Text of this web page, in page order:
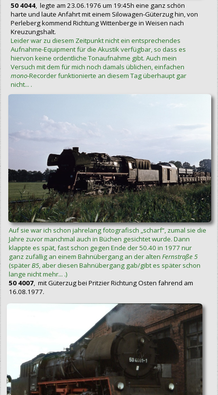
50 4044, legte am 23.06.1976 um 19:45h eine ganz schön
harte und laute Anfahrt mit einem Silowagen-Güterzug hin, von
Perleberg kommend Richtung Wittenberge in Weisen nach
Kreuzungshalt.
Leider war zu diesem Zeitpunkt nicht ein entsprechendes
Aufnahme-Equipment für die Akustik verfügbar, so dass es
hiervon keine ordentliche Tonaufnahme gibt. Auch mein
Versuch mit dem für mich noch damals üblichen, einfachen
mono-Recorder funktionierte an diesem Tag überhaupt gar
nicht... .
Auf sie war ich schon jahrelang fotografisch „scharf“, zumal sie die
Jahre zuvor manchmal auch in Büchen gesichtet wurde. Dann
klappte es spät, fast schon gegen Ende der 50.40 in 1977 nur
ganz zufällig an einem Bahnübergang an der altenFernstraße 5
(späterB5, aber diesen Bahnübergang gab/gibt es später schon
lange nicht mehr... .)
50 4007, mit Güterzug bei Pritzier Richtung Osten fahrend am
16.08.1977.